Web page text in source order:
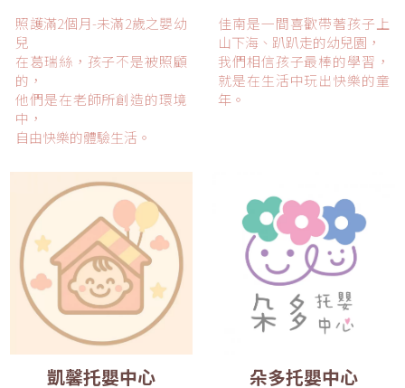
照護滿2個月-未滿2歲之嬰幼
兒
在葛瑞絲，孩子不是被照顧
的，
他們是在老師所創造的環境
中，
自由快樂的體驗生活。
佳南是一間喜歡帶著孩子上
山下海、趴趴走的幼兒園，
我們相信孩子最棒的學習，
就是在生活中玩出快樂的童
年。
凱馨托嬰中心 朵多托嬰中心